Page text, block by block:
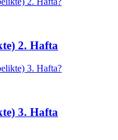
2. Hafta
3. Hafta